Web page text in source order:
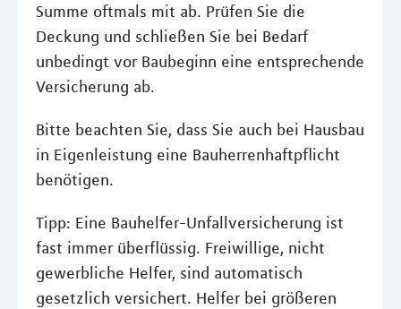
Summe oftmals mit ab. Prüfen Sie die
Deckung und schließen Sie bei Bedarf
unbedingt vor Baubeginn eine entsprechende
Versicherung ab.
Bitte beachten Sie, dass Sie auch bei Hausbau
in Eigenleistung eine Bauherrenhaftpflicht
benötigen.
Tipp: Eine Bauhelfer-Unfallversicherung ist
fast immer überflüssig. Freiwillige, nicht
gewerbliche Helfer, sind automatisch
gesetzlich versichert. Helfer bei größeren